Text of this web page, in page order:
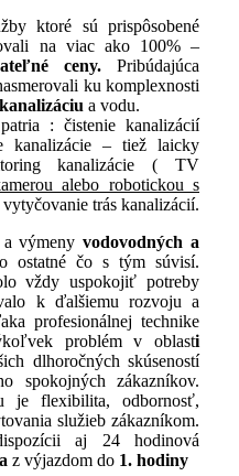
ktoré sú prispôsobené
na viac ako 100% –
ceny.Pribúdajúca
ku komplexnosti
kanalizáciu a vodu.
: čistenie kanalizácií
kanalizácie – tiež laicky
kanalizácie ( TV
alebo robotickou s
vytyčovanie trás kanalizácií.
a výmenyvodovodných a
ostatné čo s tým súvisí.
vždy uspokojiť potreby
k ďalšiemu rozvoju a
profesionálnej technike
problém v oblasti
dlhoročných skúseností
spokojných zákazníkov.
je flexibilita, odbornosť,
služieb zákazníkom.
aj 24 hodinová
z výjazdom do 1. hodiny